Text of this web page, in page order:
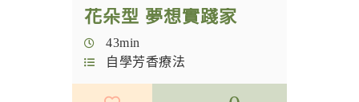
花朵型 夢想實踐家
43min
自學芳香療法